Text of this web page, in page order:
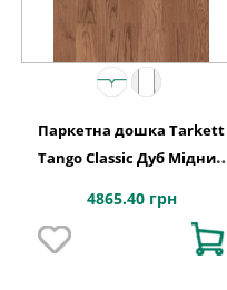
Паркетна дошка Tarkett
Tango Classic Дуб Мідний
4865.40 грн